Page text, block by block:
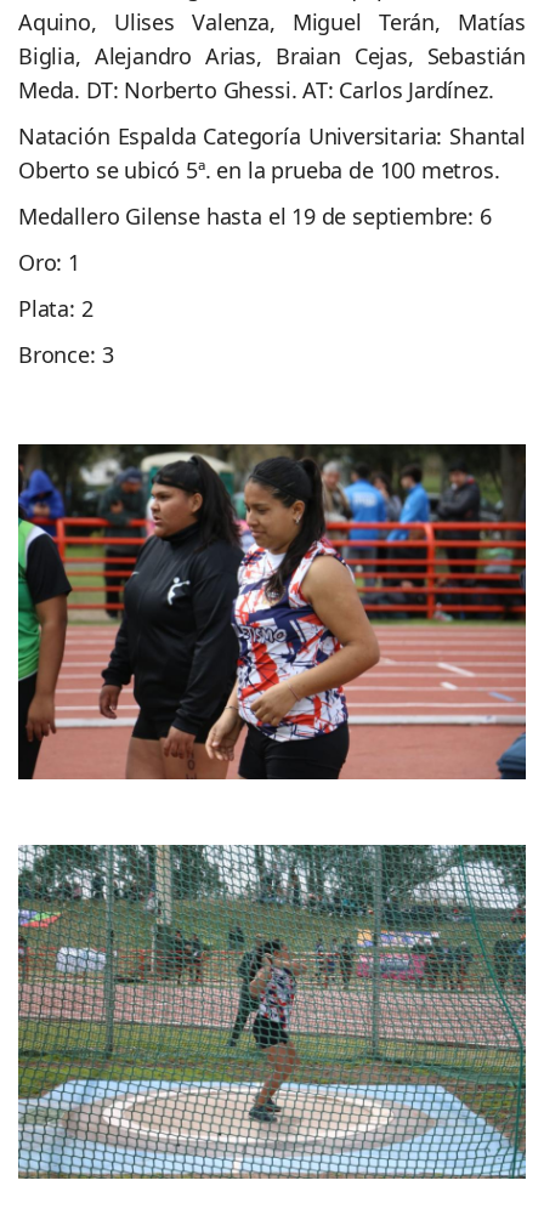
Aquino, Ulises Valenza, Miguel Terán, Matías
Biglia, Alejandro Arias, Braian Cejas, Sebastián
Meda. DT: Norberto Ghessi. AT: Carlos Jardínez.
Natación Espalda Categoría Universitaria: Shantal
Oberto se ubicó 5ª. en la prueba de 100 metros.
Medallero Gilense hasta el 19 de septiembre: 6
Oro: 1
Plata: 2
Bronce: 3